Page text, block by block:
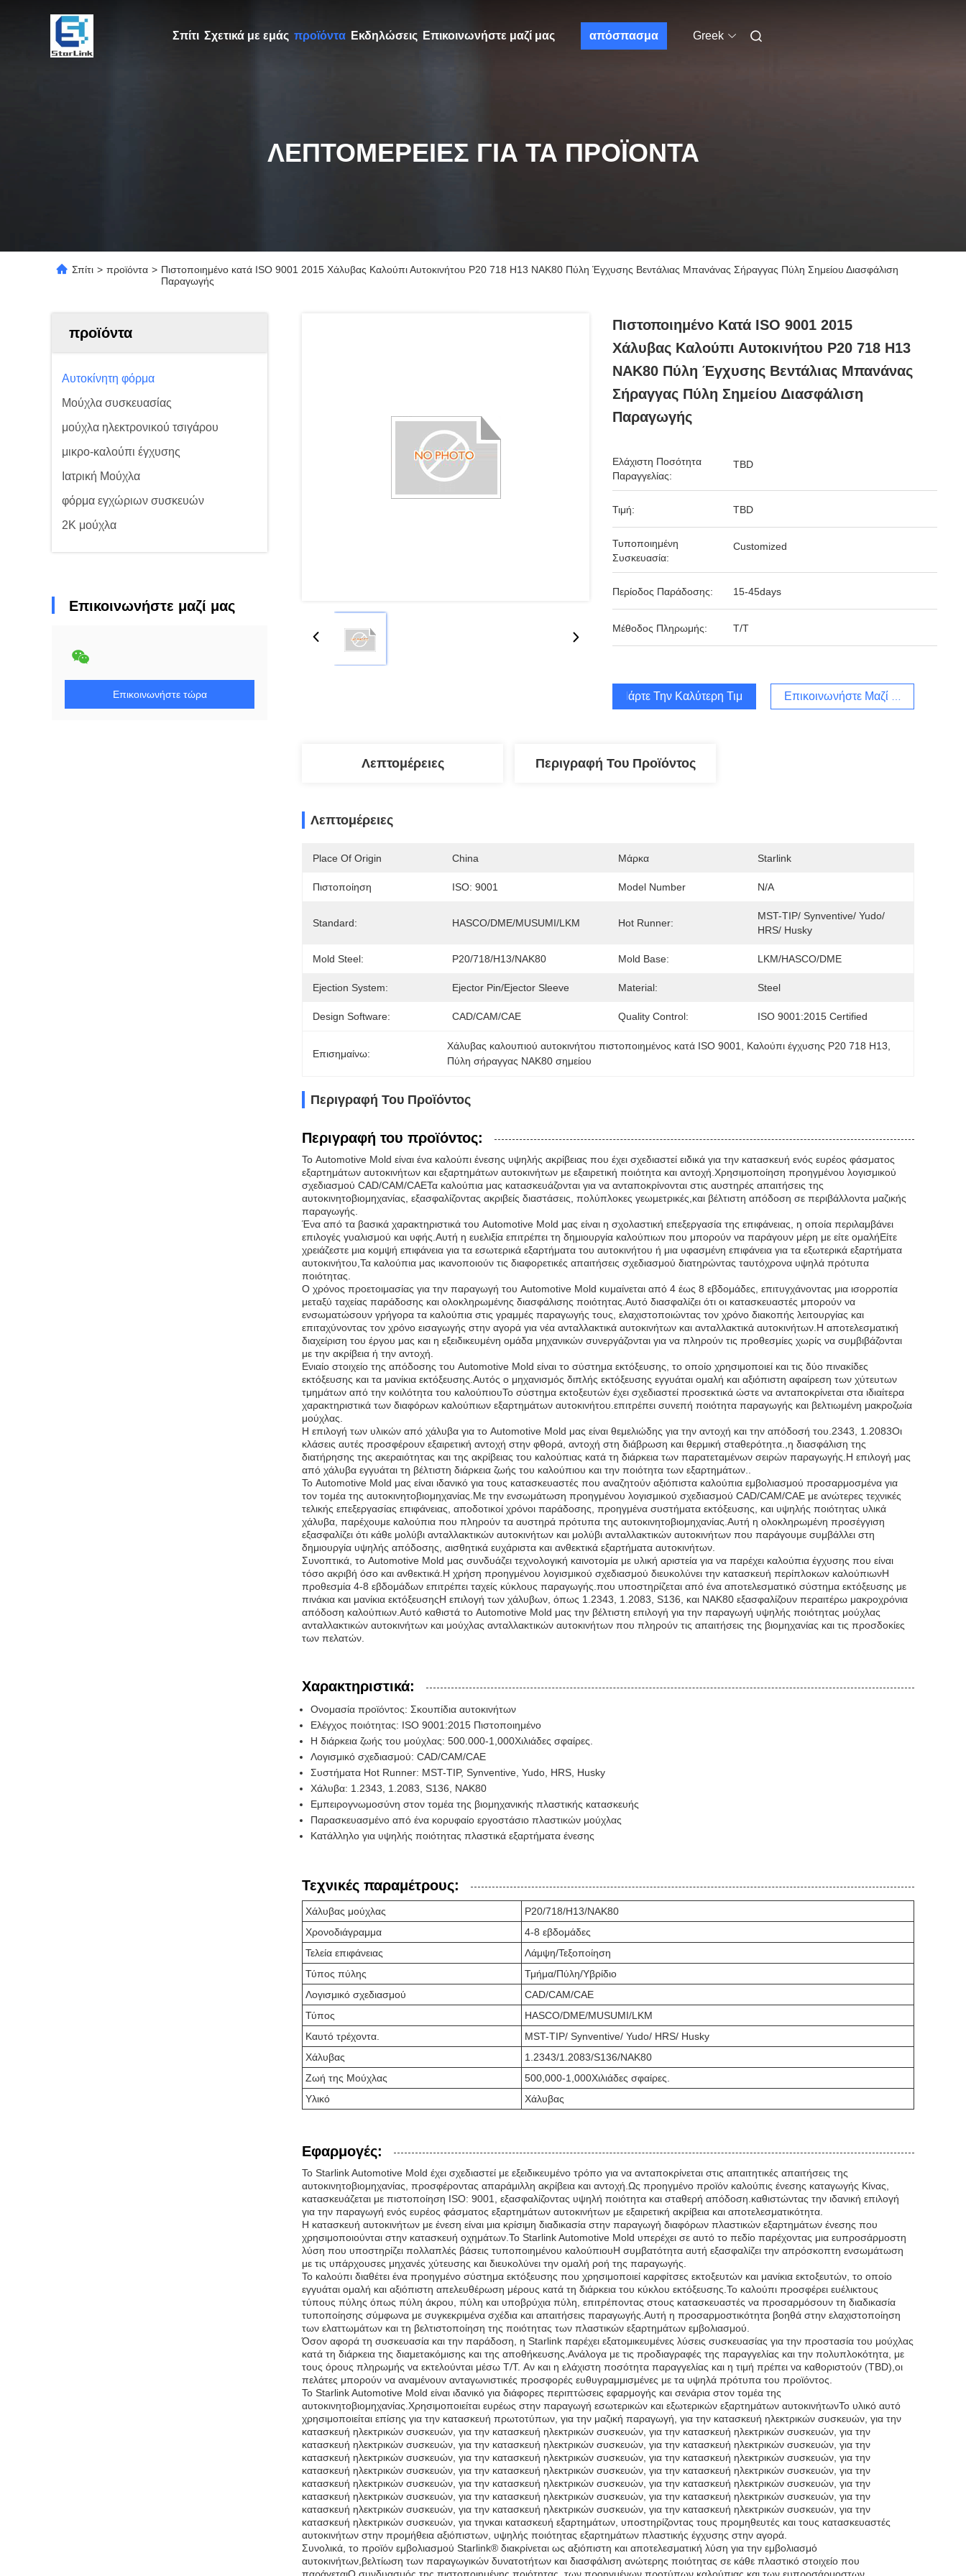
Σπίτι Σχετικά με εμάς προϊόντα Εκδηλώσεις Επικοινωνήστε μαζί μας απόσπασμα Greek
ΛΕΠΤΟΜΈΡΕΙΕΣ ΓΙΑ ΤΑ ΠΡΟΪΌΝΤΑ
Σπίτι > προϊόντα > Πιστοποιημένο κατά ISO 9001 2015 Χάλυβας Καλούπι Αυτοκινήτου P20 718 H13 NAK80 Πύλη Έγχυσης Βεντάλιας Μπανάνας Σήραγγας Πύλη Σημείου Διασφάλιση
Παραγωγής
προϊόντα
Αυτοκίνητη φόρμα
Μούχλα συσκευασίας
μούχλα ηλεκτρονικού τσιγάρου
μικρο-καλούπι έγχυσης
Ιατρική Μούχλα
φόρμα εγχώριων συσκευών
2K μούχλα
Επικοινωνήστε μαζί μας
Επικοινωνήστε τώρα
Πιστοποιημένο Κατά ISO 9001 2015
Χάλυβας Καλούπι Αυτοκινήτου P20 718 H13
NAK80 Πύλη Έγχυσης Βεντάλιας Μπανάνας
Σήραγγας Πύλη Σημείου Διασφάλιση
Παραγωγής
Ελάχιστη Ποσότητα
Παραγγελίας:
TBD
Τιμή: TBD
Τυποποιημένη
Συσκευασία:
Customized
Περίοδος Παράδοσης: 15-45days
Μέθοδος Πληρωμής: T/T
Πάρτε Την Καλύτερη Τιμή Επικοινωνήστε Μαζί Μας
Λεπτομέρειες Περιγραφή Του Προϊόντος
Λεπτομέρειες
Place Of Origin China Μάρκα Starlink
Πιστοποίηση ISO: 9001 Model Number N/A
Standard: HASCO/DME/MUSUMI/LKM Hot Runner:
MST-TIP/ Synventive/ Yudo/
HRS/ Husky
Mold Steel: P20/718/H13/NAK80 Mold Base: LKM/HASCO/DME
Ejection System: Ejector Pin/Ejector Sleeve Material: Steel
Design Software: CAD/CAM/CAE Quality Control: ISO 9001:2015 Certified
Επισημαίνω:
Χάλυβας καλουπιού αυτοκινήτου πιστοποιημένος κατά ISO 9001 Καλούπι έγχυσης P20 718 H13
Πύλη σήραγγας NAK80 σημείου
Περιγραφή Του Προϊόντος
Περιγραφή του προϊόντος:
Το Automotive Mold είναι ένα καλούπι ένεσης υψηλής ακρίβειας που έχει σχεδιαστεί ειδικά για την κατασκευή ενός ευρέος φάσματος
εξαρτημάτων αυτοκινήτων και εξαρτημάτων αυτοκινήτων με εξαιρετική ποιότητα και αντοχή.Χρησιμοποίηση προηγμένου λογισμικού
σχεδιασμού CAD/CAM/CAEΤα καλούπια μας κατασκευάζονται για να ανταποκρίνονται στις αυστηρές απαιτήσεις της
αυτοκινητοβιομηχανίας, εξασφαλίζοντας ακριβείς διαστάσεις, πολύπλοκες γεωμετρικές,και βέλτιστη απόδοση σε περιβάλλοντα μαζικής
παραγωγής.
Ένα από τα βασικά χαρακτηριστικά του Automotive Mold μας είναι η σχολαστική επεξεργασία της επιφάνειας, η οποία περιλαμβάνει
επιλογές γυαλισμού και υφής.Αυτή η ευελιξία επιτρέπει τη δημιουργία καλούπιων που μπορούν να παράγουν μέρη με είτε ομαλήΕίτε
χρειάζεστε μια κομψή επιφάνεια για τα εσωτερικά εξαρτήματα του αυτοκινήτου ή μια υφασμένη επιφάνεια για τα εξωτερικά εξαρτήματα
αυτοκινήτου,Τα καλούπια μας ικανοποιούν τις διαφορετικές απαιτήσεις σχεδιασμού διατηρώντας ταυτόχρονα υψηλά πρότυπα
ποιότητας.
Ο χρόνος προετοιμασίας για την παραγωγή του Automotive Mold κυμαίνεται από 4 έως 8 εβδομάδες, επιτυγχάνοντας μια ισορροπία
μεταξύ ταχείας παράδοσης και ολοκληρωμένης διασφάλισης ποιότητας.Αυτό διασφαλίζει ότι οι κατασκευαστές μπορούν να
ενσωματώσουν γρήγορα τα καλούπια στις γραμμές παραγωγής τους, ελαχιστοποιώντας τον χρόνο διακοπής λειτουργίας και
επιταχύνοντας τον χρόνο εισαγωγής στην αγορά για νέα ανταλλακτικά αυτοκινήτων και ανταλλακτικά αυτοκινήτων.Η αποτελεσματική
διαχείριση του έργου μας και η εξειδικευμένη ομάδα μηχανικών συνεργάζονται για να πληρούν τις προθεσμίες χωρίς να συμβιβάζονται
με την ακρίβεια ή την αντοχή.
Ενιαίο στοιχείο της απόδοσης του Automotive Mold είναι το σύστημα εκτόξευσης, το οποίο χρησιμοποιεί και τις δύο πινακίδες
εκτόξευσης και τα μανίκια εκτόξευσης.Αυτός ο μηχανισμός διπλής εκτόξευσης εγγυάται ομαλή και αξιόπιστη αφαίρεση των χύτευτων
τμημάτων από την κοιλότητα του καλούπιουΤο σύστημα εκτοξευτών έχει σχεδιαστεί προσεκτικά ώστε να ανταποκρίνεται στα ιδιαίτερα
χαρακτηριστικά των διαφόρων καλούπιων εξαρτημάτων αυτοκινήτου.επιτρέπει συνεπή ποιότητα παραγωγής και βελτιωμένη μακροζωία
μούχλας.
Η επιλογή των υλικών από χάλυβα για το Automotive Mold μας είναι θεμελιώδης για την αντοχή και την απόδοσή του.2343, 1.2083Οι
κλάσεις αυτές προσφέρουν εξαιρετική αντοχή στην φθορά, αντοχή στη διάβρωση και θερμική σταθερότητα.,η διασφάλιση της
διατήρησης της ακεραιότητας και της ακρίβειας του καλούπιας κατά τη διάρκεια των παρατεταμένων σειρών παραγωγής.Η επιλογή μας
από χάλυβα εγγυάται τη βέλτιστη διάρκεια ζωής του καλούπιου και την ποιότητα των εξαρτημάτων..
Το Automotive Mold μας είναι ιδανικό για τους κατασκευαστές που αναζητούν αξιόπιστα καλούπια εμβολιασμού προσαρμοσμένα για
τον τομέα της αυτοκινητοβιομηχανίας.Με την ενσωμάτωση προηγμένου λογισμικού σχεδιασμού CAD/CAM/CAE με ανώτερες τεχνικές
τελικής επεξεργασίας επιφάνειας, αποδοτικοί χρόνοι παράδοσης, προηγμένα συστήματα εκτόξευσης, και υψηλής ποιότητας υλικά
χάλυβα, παρέχουμε καλούπια που πληρούν τα αυστηρά πρότυπα της αυτοκινητοβιομηχανίας.Αυτή η ολοκληρωμένη προσέγγιση
εξασφαλίζει ότι κάθε μολύβι ανταλλακτικών αυτοκινήτων και μολύβι ανταλλακτικών αυτοκινήτων που παράγουμε συμβάλλει στη
δημιουργία υψηλής απόδοσης, αισθητικά ευχάριστα και ανθεκτικά εξαρτήματα αυτοκινήτων.
Συνοπτικά, το Automotive Mold μας συνδυάζει τεχνολογική καινοτομία με υλική αριστεία για να παρέχει καλούπια έγχυσης που είναι
τόσο ακριβή όσο και ανθεκτικά.Η χρήση προηγμένου λογισμικού σχεδιασμού διευκολύνει την κατασκευή περίπλοκων καλούπιωνΗ
προθεσμία 4-8 εβδομάδων επιτρέπει ταχείς κύκλους παραγωγής.που υποστηρίζεται από ένα αποτελεσματικό σύστημα εκτόξευσης με
πινάκια και μανίκια εκτόξευσηςΗ επιλογή των χάλυβων, όπως 1.2343, 1.2083, S136, και NAK80 εξασφαλίζουν περαιτέρω μακροχρόνια
απόδοση καλούπιων.Αυτό καθιστά το Automotive Mold μας την βέλτιστη επιλογή για την παραγωγή υψηλής ποιότητας μούχλας
ανταλλακτικών αυτοκινήτων και μούχλας ανταλλακτικών αυτοκινήτων που πληρούν τις απαιτήσεις της βιομηχανίας και τις προσδοκίες
των πελατών.
Χαρακτηριστικά:
Ονομασία προϊόντος: Σκουπίδια αυτοκινήτων
Ελέγχος ποιότητας: ISO 9001:2015 Πιστοποιημένο
Η διάρκεια ζωής του μούχλας: 500.000-1,000Χιλιάδες σφαίρες.
Λογισμικό σχεδιασμού: CAD/CAM/CAE
Συστήματα Hot Runner: MST-TIP, Synventive, Yudo, HRS, Husky
Χάλυβα: 1.2343, 1.2083, S136, NAK80
Εμπειρογνωμοσύνη στον τομέα της βιομηχανικής πλαστικής κατασκευής
Παρασκευασμένο από ένα κορυφαίο εργοστάσιο πλαστικών μούχλας
Κατάλληλο για υψηλής ποιότητας πλαστικά εξαρτήματα ένεσης
Τεχνικές παραμέτρους:
Χάλυβας μούχλας
P20/718/H13/NAK80
Χρονοδιάγραμμα
4-8 εβδομάδες
Τελεία επιφάνειας
Λάμψη/Τεξοποίηση
Τύπος πύλης
Τμήμα/Πύλη/Υβρίδιο
Λογισμικό σχεδιασμού
CAD/CAM/CAE
Τύπος
HASCO/DME/MUSUMI/LKM
Καυτό τρέχοντα.
MST-TIP/ Synventive/ Yudo/ HRS/ Husky
Χάλυβας
1.2343/1.2083/S136/NAK80
Ζωή της Μούχλας
500,000-1,000Χιλιάδες σφαίρες.
Υλικό
Χάλυβας
Εφαρμογές:
Το Starlink Automotive Mold έχει σχεδιαστεί με εξειδικευμένο τρόπο για να ανταποκρίνεται στις απαιτητικές απαιτήσεις της
αυτοκινητοβιομηχανίας, προσφέροντας απαράμιλλη ακρίβεια και αντοχή.Ως προηγμένο προϊόν καλούπις ένεσης καταγωγής Κίνας,
κατασκευάζεται με πιστοποίηση ISO: 9001, εξασφαλίζοντας υψηλή ποιότητα και σταθερή απόδοση.καθιστώντας την ιδανική επιλογή
για την παραγωγή ενός ευρέος φάσματος εξαρτημάτων αυτοκινήτων με εξαιρετική ακρίβεια και αποτελεσματικότητα.
Η κατασκευή αυτοκινήτων με ένεση είναι μια κρίσιμη διαδικασία στην παραγωγή διαφόρων πλαστικών εξαρτημάτων ένεσης που
χρησιμοποιούνται στην κατασκευή οχημάτων.Το Starlink Automotive Mold υπερέχει σε αυτό το πεδίο παρέχοντας μια ευπροσάρμοστη
λύση που υποστηρίζει πολλαπλές βάσεις τυποποιημένου καλούπιουΗ συμβατότητα αυτή εξασφαλίζει την απρόσκοπτη ενσωμάτωση
με τις υπάρχουσες μηχανές χύτευσης και διευκολύνει την ομαλή ροή της παραγωγής.
Το καλούπι διαθέτει ένα προηγμένο σύστημα εκτόξευσης που χρησιμοποιεί καρφίτσες εκτοξευτών και μανίκια εκτοξευτών, το οποίο
εγγυάται ομαλή και αξιόπιστη απελευθέρωση μέρους κατά τη διάρκεια του κύκλου εκτόξευσης.Το καλούπι προσφέρει ευέλικτους
τύπους πύλης όπως πύλη άκρου, πύλη και υποβρύχια πύλη, επιτρέποντας στους κατασκευαστές να προσαρμόσουν τη διαδικασία
τυποποίησης σύμφωνα με συγκεκριμένα σχέδια και απαιτήσεις παραγωγής.Αυτή η προσαρμοστικότητα βοηθά στην ελαχιστοποίηση
των ελαττωμάτων και τη βελτιστοποίηση της ποιότητας των πλαστικών εξαρτημάτων εμβολιασμού.
Όσον αφορά τη συσκευασία και την παράδοση, η Starlink παρέχει εξατομικευμένες λύσεις συσκευασίας για την προστασία του μούχλας
κατά τη διάρκεια της διαμετακόμισης και της αποθήκευσης.Ανάλογα με τις προδιαγραφές της παραγγελίας και την πολυπλοκότητα, με
τους όρους πληρωμής να εκτελούνται μέσω T/T. Αν και η ελάχιστη ποσότητα παραγγελίας και η τιμή πρέπει να καθοριστούν (TBD),οι
πελάτες μπορούν να αναμένουν ανταγωνιστικές προσφορές ευθυγραμμισμένες με τα υψηλά πρότυπα του προϊόντος.
Το Starlink Automotive Mold είναι ιδανικό για διάφορες περιπτώσεις εφαρμογής και σενάρια στον τομέα της
αυτοκινητοβιομηχανίας.Χρησιμοποιείται ευρέως στην παραγωγή εσωτερικών και εξωτερικών εξαρτημάτων αυτοκινήτωνΤο υλικό αυτό
χρησιμοποιείται επίσης για την κατασκευή πρωτοτύπων, για την μαζική παραγωγή, για την κατασκευή ηλεκτρικών συσκευών, για την
κατασκευή ηλεκτρικών συσκευών, για την κατασκευή ηλεκτρικών συσκευών, για την κατασκευή ηλεκτρικών συσκευών, για την
κατασκευή ηλεκτρικών συσκευών, για την κατασκευή ηλεκτρικών συσκευών, για την κατασκευή ηλεκτρικών συσκευών, για την
κατασκευή ηλεκτρικών συσκευών, για την κατασκευή ηλεκτρικών συσκευών, για την κατασκευή ηλεκτρικών συσκευών, για την
κατασκευή ηλεκτρικών συσκευών, για την κατασκευή ηλεκτρικών συσκευών, για την κατασκευή ηλεκτρικών συσκευών, για την
κατασκευή ηλεκτρικών συσκευών, για την κατασκευή ηλεκτρικών συσκευών, για την κατασκευή ηλεκτρικών συσκευών, για την
κατασκευή ηλεκτρικών συσκευών, για την κατασκευή ηλεκτρικών συσκευών, για την κατασκευή ηλεκτρικών συσκευών, για την
κατασκευή ηλεκτρικών συσκευών, για την κατασκευή ηλεκτρικών συσκευών, για την κατασκευή ηλεκτρικών συσκευών, για την
κατασκευή ηλεκτρικών συσκευών, για τηνκαι κατασκευή εξαρτημάτων, υποστηρίζοντας τους προμηθευτές και τους κατασκευαστές
αυτοκινήτων στην προμήθεια αξιόπιστων, υψηλής ποιότητας εξαρτημάτων πλαστικής έγχυσης στην αγορά.
Συνολικά, το προϊόν εμβολιασμού Starlink® διακρίνεται ως αξιόπιστη και αποτελεσματική λύση για την εμβολιασμό
αυτοκινήτων,βελτίωση των παραγωγικών δυνατοτήτων και διασφάλιση ανώτερης ποιότητας σε κάθε πλαστικό στοιχείο που